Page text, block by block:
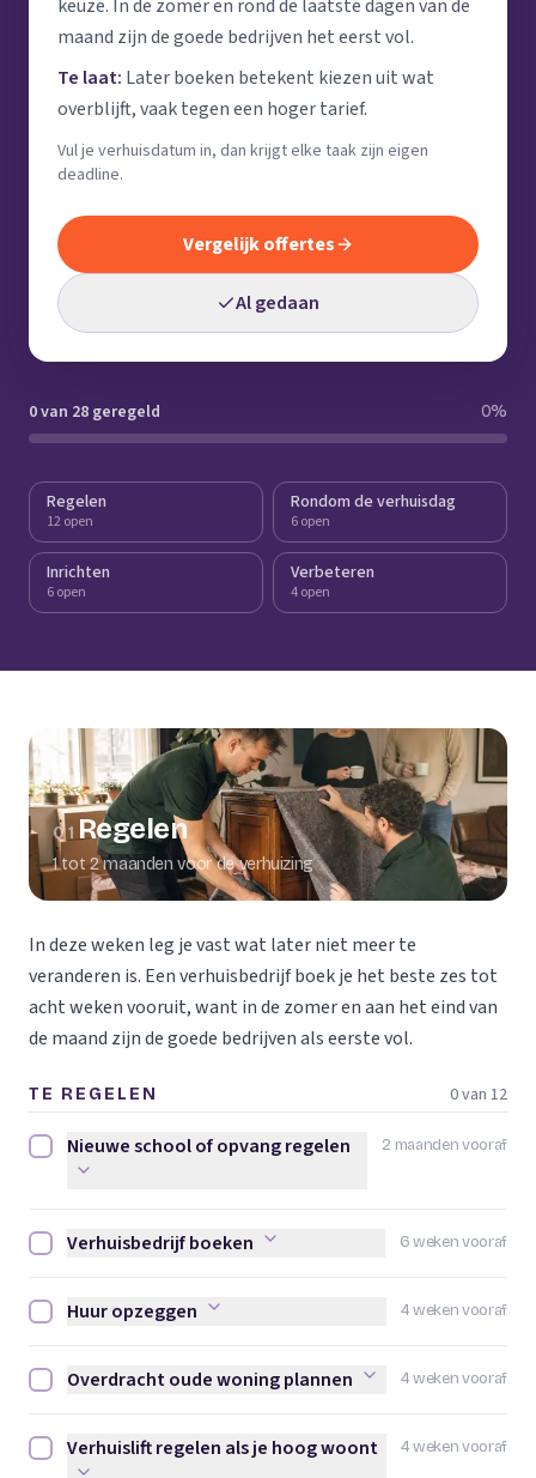
keuze. In de zomer en rond de laatste dagen van de
maand zijn de goede bedrijven het eerst vol.
Te laat: Later boeken betekent kiezen uit wat
overblijft, vaak tegen een hoger tarief.
Vul je verhuisdatum in, dan krijgt elke taak zijn eigen
deadline.
Vergelijk offertes
Al gedaan
0 van 28 geregeld 0%
Regelen
12 open
Rondom de verhuisdag
6 open
Inrichten
6 open
Verbeteren
4 open
01 Regelen
1 tot 2 maanden voor de verhuizing
In deze weken leg je vast wat later niet meer te
veranderen is. Een verhuisbedrijf boek je het beste zes tot
acht weken vooruit, want in de zomer en aan het eind van
de maand zijn de goede bedrijven als eerste vol.
TE REGELEN 0 van 12
2 maanden vooraf
Nieuwe school of opvang regelen afvinken
Nieuwe school of opvang regelen
6 weken vooraf
Verhuisbedrijf boeken afvinken
Verhuisbedrijf boeken
4 weken vooraf
Huur opzeggen afvinken
Huur opzeggen
4 weken vooraf
Overdracht oude woning plannen afvinken
Overdracht oude woning plannen
4 weken vooraf
Verhuislift regelen als je hoog woont afvinken
Verhuislift regelen als je hoog woont